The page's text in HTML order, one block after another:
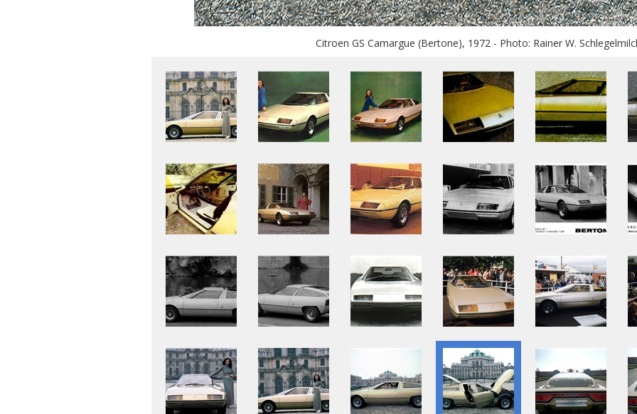
Citroen GS Camargue (Bertone), 1972 - Photo: Rainer W.